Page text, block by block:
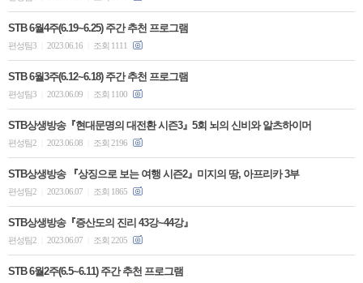
STB 6월4주(6.19~6.25) 주간 추천 프로그램
편성팀3 2023.06.16 조회 1111
STB 6월3주(6.12~6.18) 주간 추천 프로그램
편성팀3 2023.06.09 조회 1100
STB상생방송『현대문명의 대전환 시즌3』5회 뇌의 신비와 알츠하이머
편성팀2 2023.06.08 조회 2196
STB상생방송 『상징으로 보는 여행 시즌2』미지의 땅, 아프리카 3부
편성팀2 2023.06.07 조회 1865
STB상생방송『증산도의 진리 43강~44강』
편성팀2 2023.06.07 조회 2205
STB 6월2주(6.5~6.11) 주간 추천 프로그램